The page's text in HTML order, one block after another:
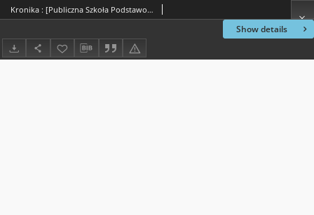
Show details
Kronika : [Publiczna Szkoła Podstawowa im. T. Kościuszki w Jedlińsku. Rok szkolny 2012/2013]